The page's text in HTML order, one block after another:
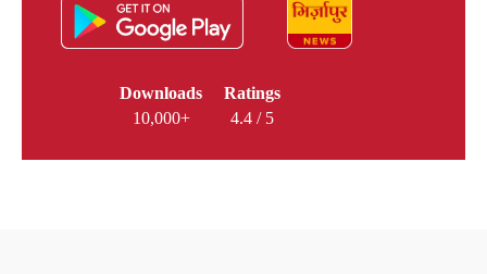
Downloads
10,000+
Ratings
4.4 / 5